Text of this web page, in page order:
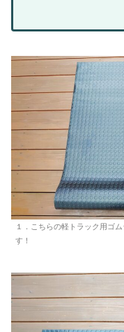
１．こちらの軽トラック用ゴ
す！